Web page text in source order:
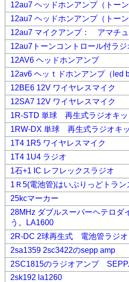
12au7 ヘッドホンアンプ（トー
12au7 ヘッドホンアンプ（トーン
12au7 マイクアンプ： アマチ
12au7トーンコントロール付ラ
12AV6 ヘッドホンアンプ
12av6 ヘッｔドホンアンプ（led
12BE6 12V ワイヤレスマイク
12SA7 12V ワイヤレスマイク
1R-STD 単球 再生式ラジオキッ
1RW-DX 単球 再生式ラジオキ
1T4 1R5 ワイヤレスマイク
1T4 1U4 ラジオ
1石+1 IC レフレックスラジオ
1Ｒ5(電池管)はいぶりっどトラン
25kcマーカー
28MHz ダブルスーパーヘテロダ
う。LA1600
2R-DC 2球再生式 電池管ラジ
2sa1359 2sc3422のsepp amp
2SC1815のラジオアンプ SEPP.
2sk192 la1260